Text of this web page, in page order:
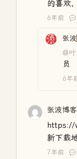
的喜欢
6年前
张波
@
员
6年
张波博客
https://
新下载
7年前